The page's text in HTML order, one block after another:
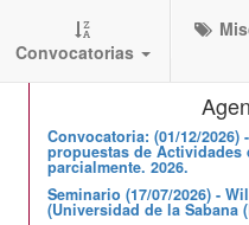
Convocatorias
Convocatoria: (01/12/2026)
propuestas de Actividades
parcialmente. 2026.
Seminario (17/07/2026) -
(Universidad de la Sabana